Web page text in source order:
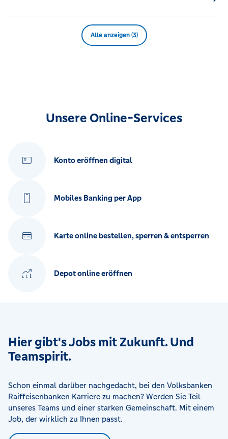
Alle anzeigen (3)
Unsere Online-Services
Konto eröffnen digital
Mobiles Banking per App
Karte online bestellen, sperren & entsperren
Depot online eröffnen
Hier gibt's Jobs mit Zukunft. Und
Teamspirit.
Schon einmal darüber nachgedacht, bei den Volksbanken
Raiffeisenbanken Karriere zu machen? Werden Sie Teil
unseres Teams und einer starken Gemeinschaft. Mit einem
Job, der wirklich zu Ihnen passt.